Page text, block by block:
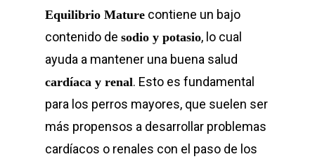
Equilibrio Mature contiene un bajo
contenido de sodio y potasio, lo cual
ayuda a mantener una buena salud
cardíaca y renal. Esto es fundamental
para los perros mayores, que suelen ser
más propensos a desarrollar problemas
cardíacos o renales con el paso de los